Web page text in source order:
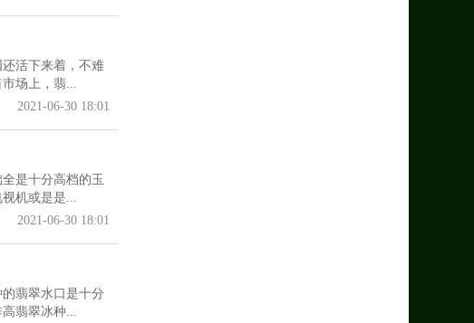
活下来着，不难
场上，翡...
2021-06-30 18:01
是十分高档的玉
机或是是...
2021-06-30 18:01
翡翠水口是十分
翡翠冰种...